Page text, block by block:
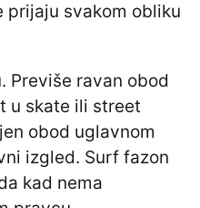
prijaju svakom obliku
Previše ravan obod
u skate ili street
obod uglavnom
izgled. Surf fazon
kad nema